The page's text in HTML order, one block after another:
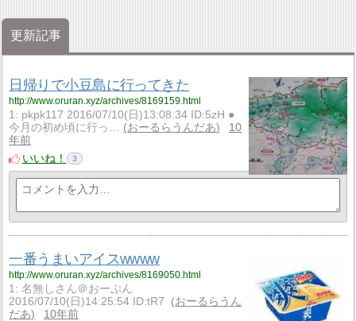
更新記事
日帰りで小豆島に行ってきた
http://www.oruran.xyz/archives/8169159.html
1: pkpk117 2016/07/10(日)13:08:34 ID:5zH ●
今月の初め頃に行っ…
おーるらうんだあ
10
年前
いいね！
3
一番うまいアイスwwww
http://www.oruran.xyz/archives/8169050.html
1: 名無しさん＠おーぷん
2016/07/10(日)14:25:54 ID:tR7
おーるらうん
だあ
10年前